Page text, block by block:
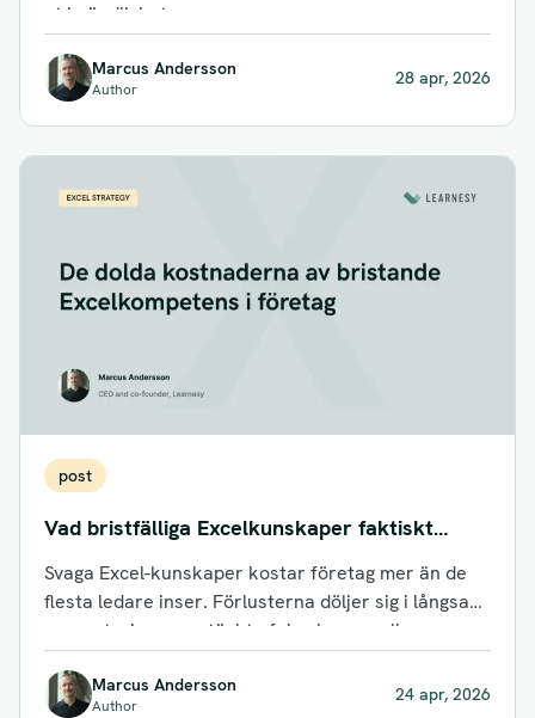
ut i oändligheten.
Marcus Andersson
Author
28 apr, 2026
post
Vad bristfälliga Excelkunskaper faktiskt
kostar ett företag
Svaga Excel-kunskaper kostar företag mer än de
flesta ledare inser. Förlusterna döljer sig i långsam
rapportering, oupptäckta fel och manuella...
Marcus Andersson
Author
24 apr, 2026